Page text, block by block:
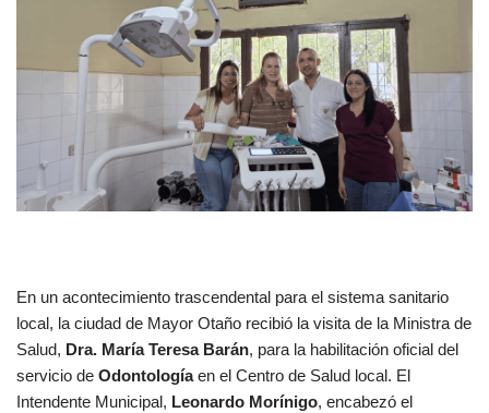
En un acontecimiento trascendental para el sistema sanitario
local, la ciudad de Mayor Otaño recibió la visita de la Ministra de
Salud, Dra. María Teresa Barán, para la habilitación oficial del
servicio de Odontologíaen el Centro de Salud local. El
Intendente Municipal, Leonardo Morínigo, encabezó el